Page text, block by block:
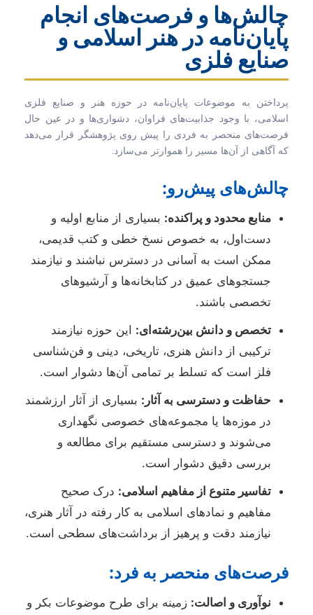
چالش‌ها و فرصت‌های انجام
پایان‌نامه در هنر اسلامی و
صنایع فلزی
پرداختن به موضوعات پایان‌نامه در حوزه هنر و صنایع فلزی
اسلامی، با وجود جذابیت‌های فراوان، دشواری‌ها و در عین حال
فرصت‌های منحصر به فردی را پیش روی پژوهشگر قرار می‌دهد
که آگاهی از آن‌ها مسیر را هموارتر می‌سازد.
چالش‌های پیش‌رو:
منابع محدود و پراکنده: بسیاری از منابع اولیه و
دست‌اول، به خصوص نسخ خطی و کتب قدیمی،
ممکن است به آسانی در دسترس نباشند و نیازمند
جستجوهای عمیق در کتابخانه‌ها و آرشیوهای
تخصصی باشند.
تخصص و دانش بین‌رشته‌ای: این حوزه نیازمند
ترکیبی از دانش هنری، تاریخی، دینی و فن‌شناسی
فلز است که تسلط بر تمامی آن‌ها دشوار است.
حفاظت و دسترسی به آثار: بسیاری از آثار ارزشمند
در موزه‌ها یا مجموعه‌های خصوصی نگهداری
می‌شوند و دسترسی مستقیم برای مطالعه و
بررسی دقیق دشوار است.
تفاسیر متنوع از مفاهیم اسلامی: درک صحیح
مفاهیم و نمادهای اسلامی به کار رفته در آثار هنری،
نیازمند دقت و پرهیز از برداشت‌های سطحی است.
فرصت‌های منحصر به فرد:
نوآوری و اصالت: زمینه برای طرح موضوعات بکر و